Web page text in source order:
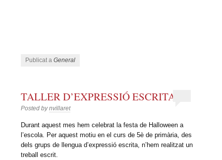
Publicat aGeneral
TALLER D’EXPRESSIÓ ESCRITA
Posted bynvillaret
Durant aquest mes hem celebrat la festa de Halloween a
l’escola. Per aquest motiu en el curs de 5è de primària, des
dels grups de llengua d’expressió escrita, n’hem realitzat un
treball escrit.